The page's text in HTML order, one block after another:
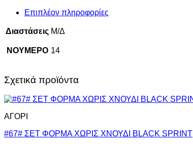
Επιπλέον πληροφορίες
Διαστάσεις Μ/Δ
ΝΟΥΜΕΡΟ 14
Σχετικά προϊόντα
ΑΓΟΡΙ
#67# ΣΕΤ ΦΟΡΜΑ ΧΩΡΙΣ ΧΝΟΥΔΙ BLACK SPRINT